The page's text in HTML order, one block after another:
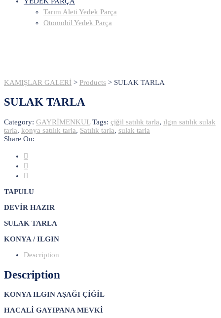
Tarım Aleti Yedek Parça
Otomobil Yedek Parça
KAMIŞLAR GALERİ > Products > SULAK TARLA
SULAK TARLA
Category: GAYRİMENKUL Tags: çiğil satılık tarla, ılgın satılık sulak
tarla, konya satılık tarla, Satılık tarla, sulak tarla
Share On:
TAPULU
DEVİR HAZIR
SULAK TARLA
KONYA / ILGIN
Description
Description
KONYA ILGIN AŞAĞI ÇİĞİL
HACALİ GAYIPANA MEVKİ